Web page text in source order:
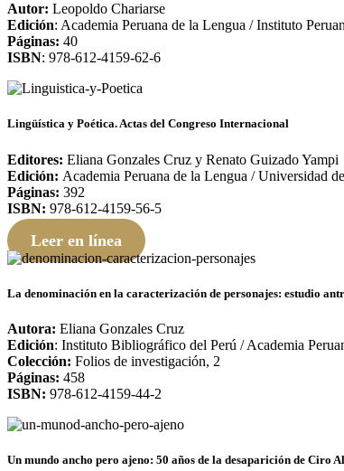
Autor: Leopoldo Chariarse
Edición: Academia Peruana de la Lengua / Instituto
Páginas: 40
ISBN: 978-612-4159-62-6
Lingüística y Poética. Actas del Congreso Internacional
Editores: Eliana Gonzales Cruz y Renato Guizado Yampi
Edición: Academia Peruana de la Lengua / Universidad
Páginas: 392
ISBN: 978-612-4159-56-5
Leer en línea
La denominación en la caracterización de personajes: estudio
Autora: Eliana Gonzales Cruz
Edición: Instituto Bibliográfico del Perú / Academia
Colección: Folios de investigación, 2
Páginas: 458
ISBN: 978-612-4159-44-2
Un mundo ancho pero ajeno: 50 años de la desaparición de Ciro